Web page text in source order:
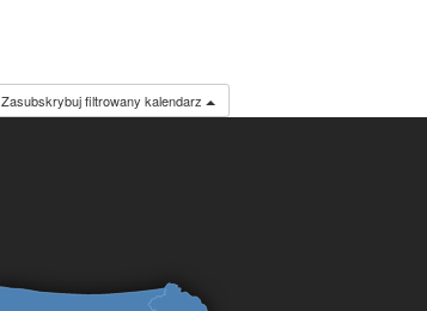
Zasubskrybuj filtrowany kalendarz